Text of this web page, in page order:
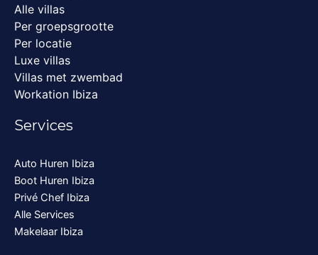
Alle villas
Per groepsgrootte
Per locatie
Luxe villas
Villas met zwembad
Workation Ibiza
Services
Auto Huren Ibiza
Boot Huren Ibiza
Privé Chef Ibiza
Alle Services
Makelaar Ibiza